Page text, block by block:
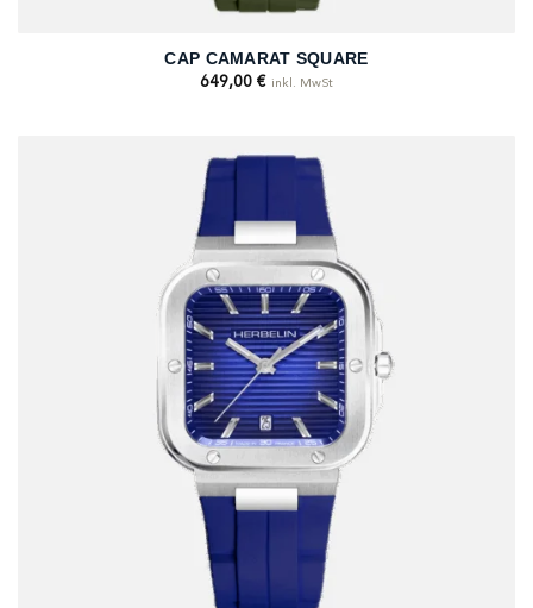
CAP CAMARAT SQUARE
649,00 € inkl. MwSt